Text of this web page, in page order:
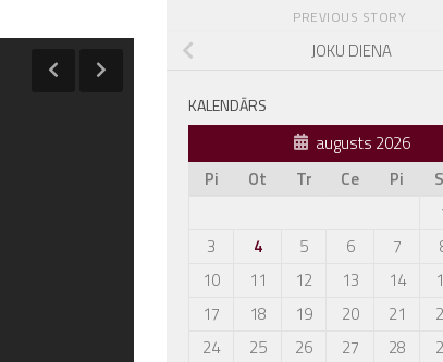
PREVIOUS STORY
JOKU DIENA
KALENDĀRS
augusts 2026
Pi
Ot Tr Ce Pi
3
4 5 6 7
10
11 12 13 14
17
18 19 20 21
24
25 26 27 28